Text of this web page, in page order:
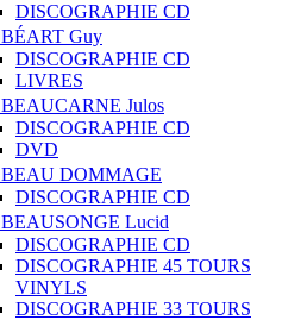
DISCOGRAPHIE CD
BÉART Guy
DISCOGRAPHIE CD
LIVRES
BEAUCARNE Julos
DISCOGRAPHIE CD
DVD
BEAU DOMMAGE
DISCOGRAPHIE CD
BEAUSONGE Lucid
DISCOGRAPHIE CD
DISCOGRAPHIE 45 TOURS
VINYLS
DISCOGRAPHIE 33 TOURS